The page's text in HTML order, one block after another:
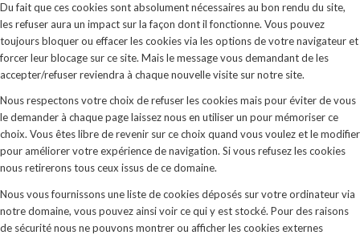
Du fait que ces cookies sont absolument nécessaires au bon rendu du site,
les refuser aura un impact sur la façon dont il fonctionne. Vous pouvez
toujours bloquer ou effacer les cookies via les options de votre navigateur et
forcer leur blocage sur ce site. Mais le message vous demandant de les
accepter/refuser reviendra à chaque nouvelle visite sur notre site.
Nous respectons votre choix de refuser les cookies mais pour éviter de vous
le demander à chaque page laissez nous en utiliser un pour mémoriser ce
choix. Vous êtes libre de revenir sur ce choix quand vous voulez et le modifier
pour améliorer votre expérience de navigation. Si vous refusez les cookies
nous retirerons tous ceux issus de ce domaine.
Nous vous fournissons une liste de cookies déposés sur votre ordinateur via
notre domaine, vous pouvez ainsi voir ce qui y est stocké. Pour des raisons
de sécurité nous ne pouvons montrer ou afficher les cookies externes